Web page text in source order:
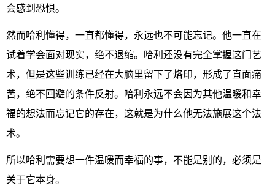
会感到恐惧。
然而哈利懂得，一直都懂得，永远也不可能忘记。他一直在
试着学会面对现实，绝不退缩。哈利还没有完全掌握这门艺
术，但是这些训练已经在大脑里留下了烙印，形成了直面痛
苦，绝不回避的条件反射。哈利永远不会因为其他温暖和幸
福的想法而忘记它的存在，这就是为什么他无法施展这个法
术。
所以哈利需要想一件温暖而幸福的事，不能是别的，必须是
关于它本身。